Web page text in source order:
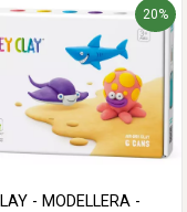
20%
- MODELLERA -